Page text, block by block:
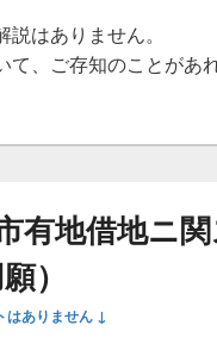
はありません。
、ご存知のことがあ
有地借地ニ
）
はありません ↓